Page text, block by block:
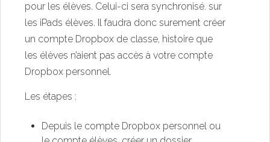
pour les élèves. Celui-ci sera synchronisé. sur
les iPads élèves. Il faudra donc surement créer
un compte Dropbox de classe, histoire que
les élèves n’aient pas accès à votre compte
Dropbox personnel.
Les étapes :
Depuis le compte Dropbox personnel ou